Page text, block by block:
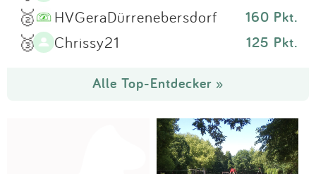
🥈 HVGeraDürrenebersdorf 160 Pkt.
🥉 Chrissy21 125 Pkt.
Alle Top-Entdecker »